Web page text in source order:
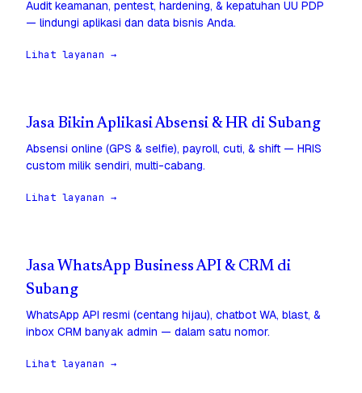
Audit keamanan, pentest, hardening, & kepatuhan UU PDP
— lindungi aplikasi dan data bisnis Anda.
Lihat layanan →
Jasa Bikin Aplikasi Absensi & HR di Subang
Absensi online (GPS & selfie), payroll, cuti, & shift — HRIS
custom milik sendiri, multi-cabang.
Lihat layanan →
Jasa WhatsApp Business API & CRM di
Subang
WhatsApp API resmi (centang hijau), chatbot WA, blast, &
inbox CRM banyak admin — dalam satu nomor.
Lihat layanan →